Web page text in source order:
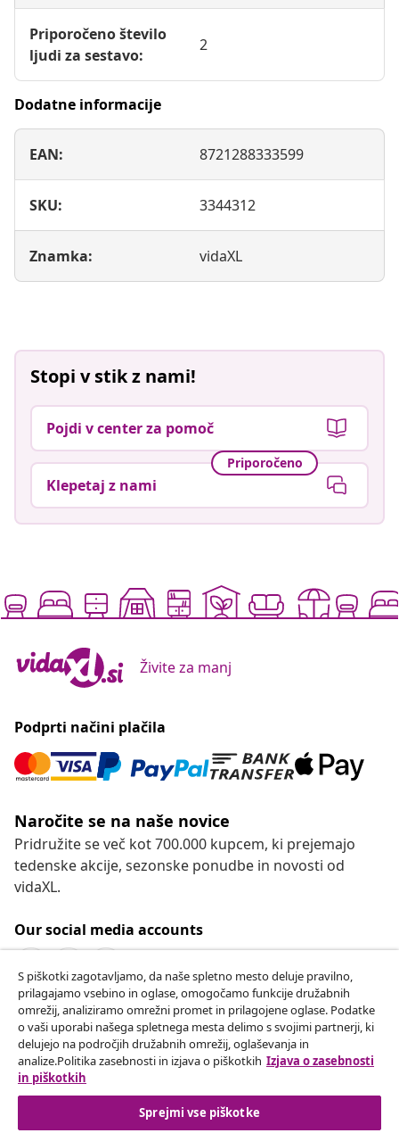
Priporočeno število
ljudi za sestavo:
2
Dodatne informacije
EAN: 8721288333599
SKU: 3344312
Znamka: vidaXL
Stopi v stik z nami!
Pojdi v center za pomoč
Priporočeno
Klepetaj z nami
Živite za manj
Podprti načini plačila
Naročite se na naše novice
Pridružite se več kot 700.000 kupcem, ki prejemajo
tedenske akcije, sezonske ponudbe in novosti od
vidaXL.
Our social media accounts
Odstop od pogodbe
Oddaj zahtevek za odstop od naročila.
S piškotki zagotavljamo, da naše spletno mesto deluje pravilno,
prilagajamo vsebino in oglase, omogočamo funkcije družabnih
omrežij, analiziramo omrežni promet in prilagojene oglase. Podatke
o vaši uporabi našega spletnega mesta delimo s svojimi partnerji, ki
delujejo na področjih družabnih omrežij, oglaševanja in
analize.Politika zasebnosti in izjava o piškotkih Izjava o zasebnosti
in piškotkih
Sprejmi vse piškotke